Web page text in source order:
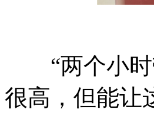
“两个小时
很高，但能让